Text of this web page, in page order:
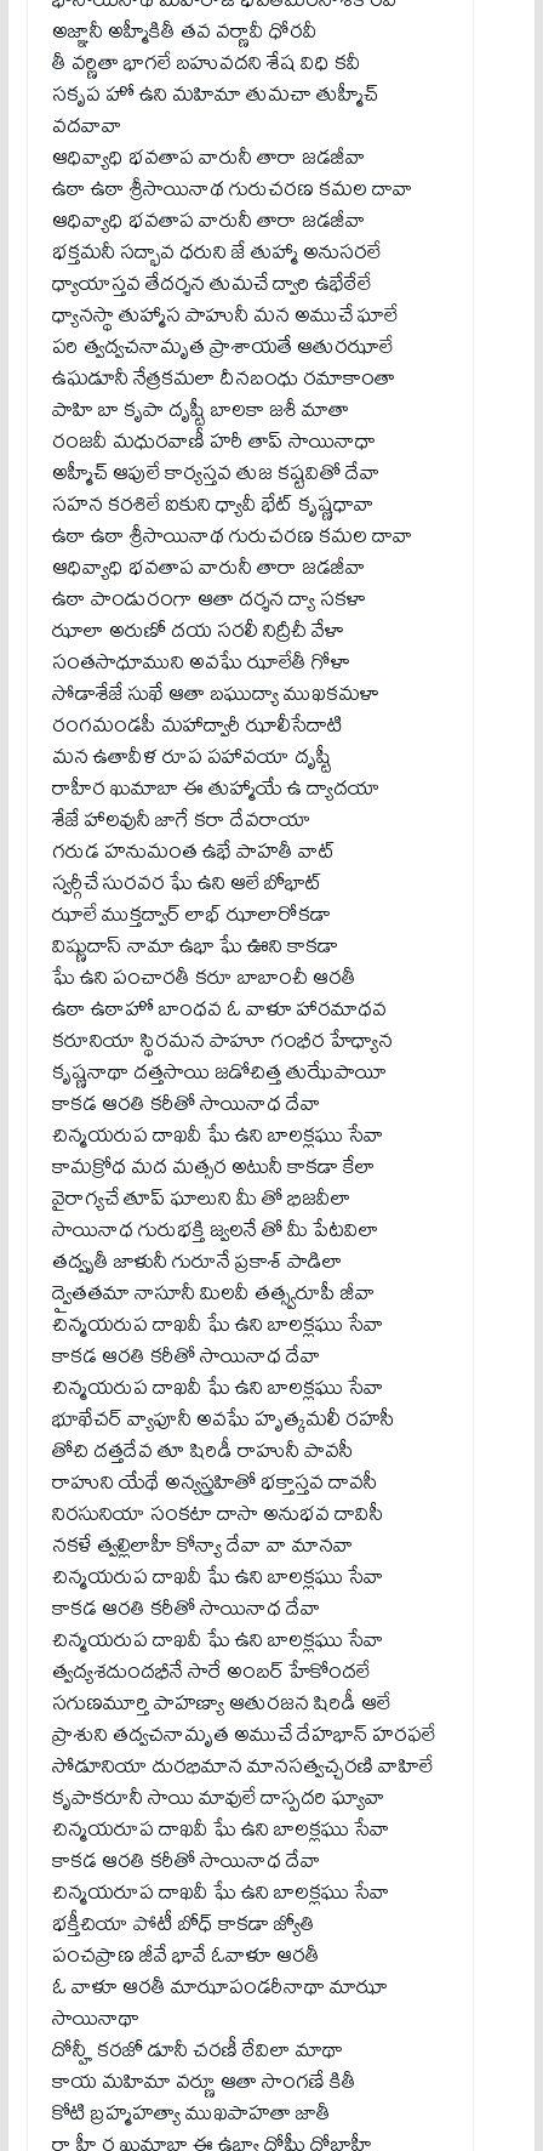
అజ్ఞానీ అహ్మీకితీ తవ వర్ణావీ ధోరవీ
తీ వర్ణితా భాగలే బహువదని శేష విధి కవీ
సకృప హో ఉని మహిమా తుమచా తుహ్మీచ్
వదవావా
ఆధివ్యాధి భవతాప వారునీ తారా జడజీవా
ఉఠా ఉఠా శ్రీసాయినాథ గురుచరణ కమల దావా
ఆధివ్యాధి భవతాప వారునీ తారా జడజీవా
భక్తమనీ సద్భావ ధరుని జే తుహ్మా అనుసరలే
ధ్యాయాస్తవ తేదర్శన తుమచే ద్వారి ఉభేఠేలే
ధ్యానస్థా తుహ్మాస పాహునీ మన అముచే ఘాలే
పరి త్వద్వచనామృత ప్రాశాయతే ఆతురఝాలే
ఉఘడూనీ నేత్రకమలా దీనబంధు రమాకాంతా
పాహి బా కృపా దృష్టీ బాలకా జశీ మాతా
రంజవీ మధురవాణీ హరీ తాప్ సాయినాధా
అహ్మీచ్ ఆపులే కార్యస్తవ తుజ కష్టవితో దేవా
సహన కరశిలే ఐకుని ధ్యావీ భేట్ కృష్ణధావా
ఉఠా ఉఠా శ్రీసాయినాథ గురుచరణ కమల దావా
ఆధివ్యాధి భవతాప వారునీ తారా జడజీవా
ఉఠా పాండురంగా ఆతా దర్శన ద్యా సకళా
ఝాలా అరుణో దయ సరలీ నిద్రీచీ వేళా
సంతసాధూముని అవఘే ఝాలేతీ గోళా
సోడాశేజే సుఖే ఆతా బఘుద్యా ముఖకమళా
రంగమండపీ మహాద్వారీ ఝాలీసేదాటి
మన ఉతావీళ రూప పహావయా దృష్టీ
రాహీర ఖుమాబా ఈ తుహ్మాయే ఉ ద్యాదయా
శేజే హాలవునీ జాగే కరా దేవరాయా
గరుడ హనుమంత ఉభే పాహతీ వాట్
స్వర్గీచే సురవర ఘే ఉని ఆలే బోభాట్
ఝాలే ముక్తద్వార్ లాభ్ ఝాలారోకడా
విష్ణుదాస్ నామా ఉభా ఘే ఊని కాకడా
ఘే ఉని పంచారతీ కరూ బాబాంచీ ఆరతీ
ఉఠా ఉఠాహో బాంధవ ఓ వాళూ హారమాధవ
కరూనియా స్థిరమన పాహూ గంభీర హేధ్యాన
కృష్ణనాథా దత్తసాయి జడోచిత్త తుఝేపాయీ
కాకడ ఆరతి కరీతో సాయినాధ దేవా
చిన్మయరుప దాఖవీ ఘే ఉని బాలక్లఘు సేవా
కామక్రోధ మద మత్సర అటునీ కాకడా కేలా
వైరాగ్యచే తూప్ ఘాలుని మీ తో భిజవీలా
సాయినాధ గురుభక్తి జ్వలనే తో మీ పేటవిలా
తద్వృతీ జాళునీ గురూనే ప్రకాశ్ పాడిలా
ద్వైతతమా నాసూనీ మిలవీ తత్స్వరూపీ జీవా
చిన్మయరుప దాఖవీ ఘే ఉని బాలక్లఘు సేవా
కాకడ ఆరతి కరీతో సాయినాధ దేవా
చిన్మయరుప దాఖవీ ఘే ఉని బాలక్లఘు సేవా
భూఖేచర్ వ్యాపూనీ అవఘే హృత్కమలీ రహసీ
తోచి దత్తదేవ తూ షిరిడీ రాహునీ పావసీ
రాహుని యేథే అన్యస్త్రహితో భక్తాస్తవ దావసీ
నిరసునియా సంకటా దాసా అనుభవ దావిసీ
నకళే త్వల్లిలాహీ కోన్యా దేవా వా మానవా
చిన్మయరుప దాఖవీ ఘే ఉని బాలక్లఘు సేవా
కాకడ ఆరతి కరీతో సాయినాధ దేవా
చిన్మయరుప దాఖవీ ఘే ఉని బాలక్లఘు సేవా
త్వద్యశదుందభీనే సారే అంబర్ హేకోందలే
సగుణమూర్తి పాహణ్యా ఆతురజన షిరిడీ ఆలే
ప్రాశుని తద్వచనామృత అముచే దేహభాన్ హరఫలే
సోడూనియా దురభిమాన మానసత్వచ్చరణి వాహిలే
కృపాకరూనీ సాయి మావులే దాస్పదరి ఘ్యావా
చిన్మయరూప దాఖవీ ఘే ఉని బాలక్లఘు సేవా
కాకడ ఆరతి కరీతో సాయినాధ దేవా
చిన్మయరూప దాఖవీ ఘే ఉని బాలక్లఘు సేవా
భక్తీచియా పోటీ బోధ్ కాకడా జ్యోతి
పంచప్రాణ జీవే భావే ఓవాళూ ఆరతీ
ఓ వాళూ ఆరతీ మాఝాపండరీనాథా మాఝా
సాయినాథా
దోన్హీ కరజో డూనీ చరణీ ఠేవిలా మాథా
కాయ మహిమా వర్ణూ ఆతా సాంగణే కితీ
కోటి బ్రహ్మహత్యా ముఖపాహతా జాతీ